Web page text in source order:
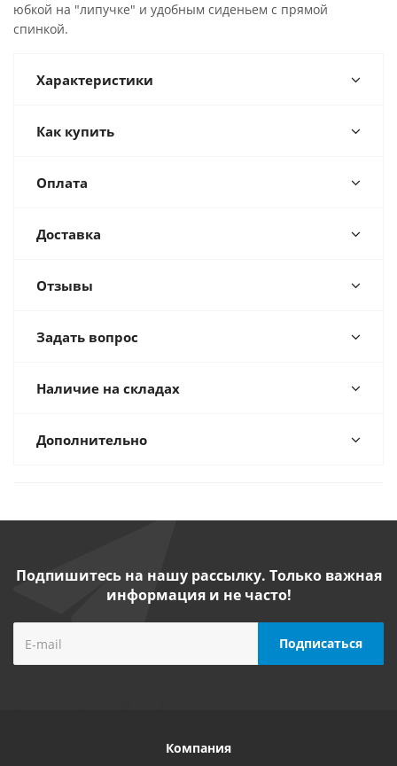
юбкой на "липучке" и удобным сиденьем с прямой
спинкой.
Характеристики
Как купить
Оплата
Доставка
Отзывы
Задать вопрос
Наличие на складах
Дополнительно
Подпишитесь на нашу рассылку. Только важная
информация и не часто!
Компания